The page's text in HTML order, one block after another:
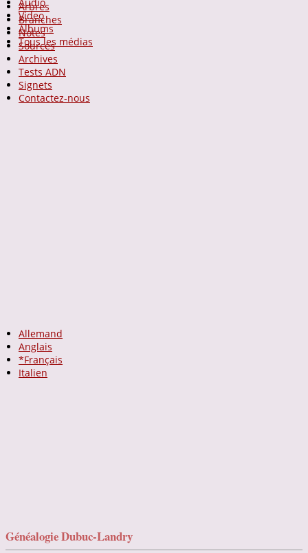
Video
Albums
Tous les médias
Arbres
Branches
Notes
Sources
Archives
Tests ADN
Signets
Contactez-nous
Allemand
Anglais
*Français
Italien
Généalogie Dubuc-Landry